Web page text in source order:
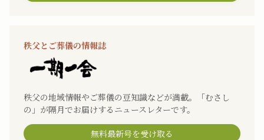
秩父とご葬儀の情報誌
秩父の地域情報やご葬儀の豆知識などが満載。「むさし
の」が隔月でお届けするニュースレターです。
無料最新号を受け取る